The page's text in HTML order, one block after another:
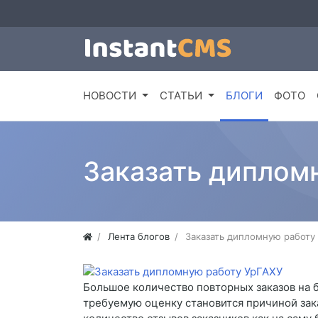
НОВОСТИ СТАТЬИ БЛОГИ ФОТО
Заказать
Лента блогов Заказать дипломную
Большое количество повторных заказов
требуемую оценку становится причиной